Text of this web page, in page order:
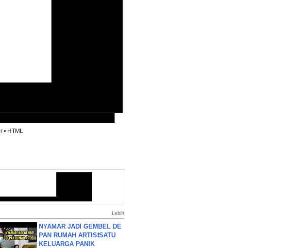
• HTML
Lebih
NYAMAR JADI GEMBEL DE
PAN RUMAH ARTIS❗SATU
KELUARGA PANIK